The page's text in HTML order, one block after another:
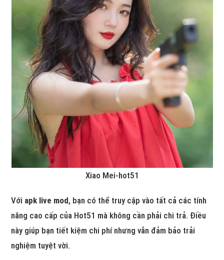
Xiao Mei-hot51
Với apk live mod, bạn có thể truy cập vào tất cả các tính
năng cao cấp của Hot51 mà không cần phải chi trả. Điều
này giúp bạn tiết kiệm chi phí nhưng vẫn đảm bảo trải
nghiệm tuyệt vời.